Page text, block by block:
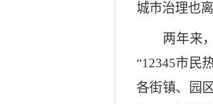
城市治理也
两年来
“12345市民
各街镇、园